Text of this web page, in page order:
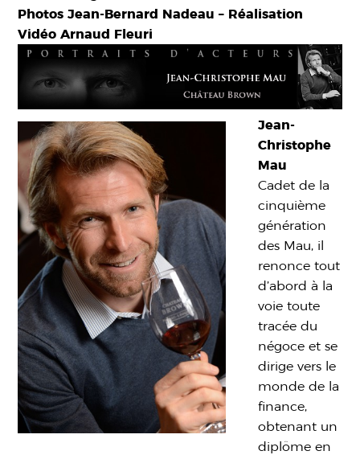
Photos Jean-Bernard Nadeau – Réalisation
Vidéo Arnaud Fleuri
Jean-
Christophe
Mau
Cadet de la
cinquième
génération
des Mau, il
renonce tout
d’abord à la
voie toute
tracée du
négoce et se
dirige vers le
monde de la
finance,
obtenant un
diplôme en